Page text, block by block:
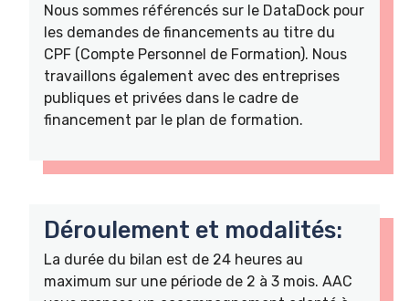
Nous sommes référencés sur le DataDock pour
les demandes de financements au titre du
CPF (Compte Personnel de Formation). Nous
travaillons également avec des entreprises
publiques et privées dans le cadre de
financement par le plan de formation.
Déroulement et modalités:
La durée du bilan est de 24 heures au
maximum sur une période de 2 à 3 mois. AAC